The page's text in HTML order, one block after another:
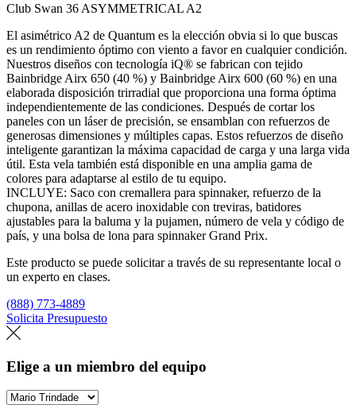
Club Swan 36 ASYMMETRICAL A2
El asimétrico A2 de Quantum es la elección obvia si lo que buscas
es un rendimiento óptimo con viento a favor en cualquier condición.
Nuestros diseños con tecnología iQ® se fabrican con tejido
Bainbridge Airx 650 (40 %) y Bainbridge Airx 600 (60 %) en una
elaborada disposición trirradial que proporciona una forma óptima
independientemente de las condiciones. Después de cortar los
paneles con un láser de precisión, se ensamblan con refuerzos de
generosas dimensiones y múltiples capas. Estos refuerzos de diseño
inteligente garantizan la máxima capacidad de carga y una larga vida
útil. Esta vela también está disponible en una amplia gama de
colores para adaptarse al estilo de tu equipo.
INCLUYE: Saco con cremallera para spinnaker, refuerzo de la
chupona, anillas de acero inoxidable con treviras, batidores
ajustables para la baluma y la pujamen, número de vela y código de
país, y una bolsa de lona para spinnaker Grand Prix.
Este producto se puede solicitar a través de su representante local o
un experto en clases.
(888) 773-4889
Solicita Presupuesto
Elige a un miembro del equipo